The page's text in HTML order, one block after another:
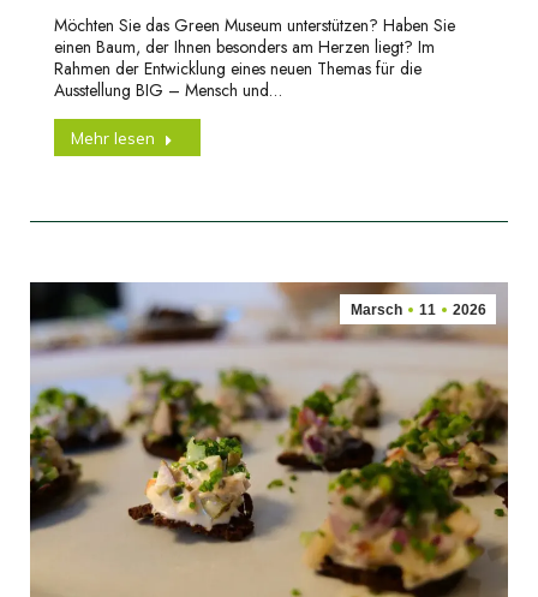
Möchten Sie das Green Museum unterstützen? Haben Sie
einen Baum, der Ihnen besonders am Herzen liegt? Im
Rahmen der Entwicklung eines neuen Themas für die
Ausstellung BIG – Mensch und…
Mehr lesen
Marsch 11 2026